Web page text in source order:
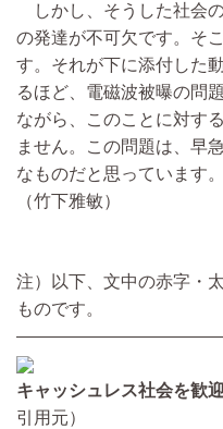
しかし、そうした社会
の発達が不可欠です。そ
す。それが下に添付した
るほど、電磁波被曝の問
ながら、このことに対す
ません。この問題は、早
なものだと思っています。
（竹下雅敏）
注）以下、文中の赤字・
ものです。
キャッシュレス社会を歓
引用元）